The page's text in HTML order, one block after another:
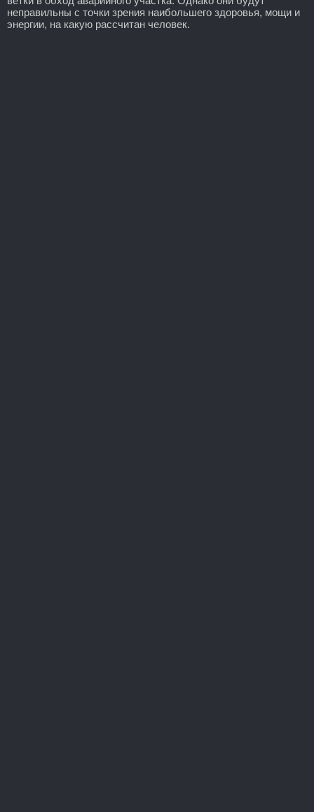
неправильны с точки зрения наибольшего здоровья, мощи и
энергии, на какую рассчитан человек.